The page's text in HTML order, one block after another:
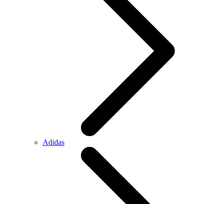
Adidas